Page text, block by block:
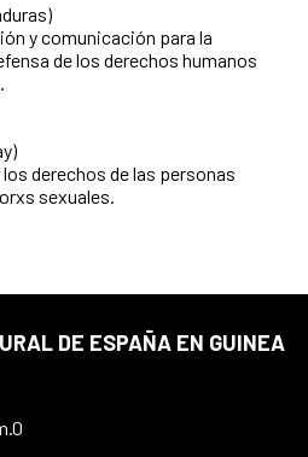
y comunicación para la
de los derechos humanos
derechos de las personas
sexuales.
DE ESPAÑA EN GUINEA